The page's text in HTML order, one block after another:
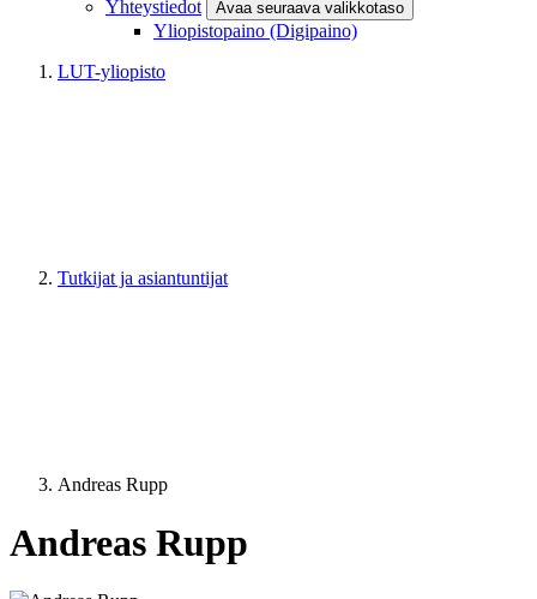
Yhteystiedot Avaa seuraava valikkotaso
Yliopistopaino (Digipaino)
LUT-yliopisto
Tutkijat ja asiantuntijat
Andreas Rupp
Andreas Rupp